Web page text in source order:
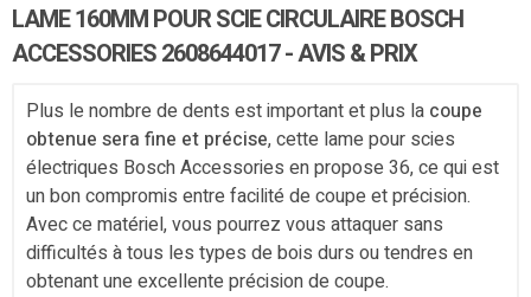
LAME 160MM POUR SCIE CIRCULAIRE BOSCH
ACCESSORIES ‎2608644017 - AVIS & PRIX
Plus le nombre de dents est important et plus la coupe
obtenue sera fine et précise, cette lame pour scies
électriques Bosch Accessories en propose 36, ce qui est
un bon compromis entre facilité de coupe et précision.
Avec ce matériel, vous pourrez vous attaquer sans
difficultés à tous les types de bois durs ou tendres en
obtenant une excellente précision de coupe.